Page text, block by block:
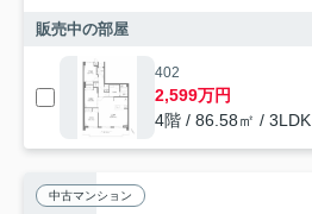
販売中の部屋
402
2,599万円
4階 / 86.58㎡ / 3LDK
中古マンション